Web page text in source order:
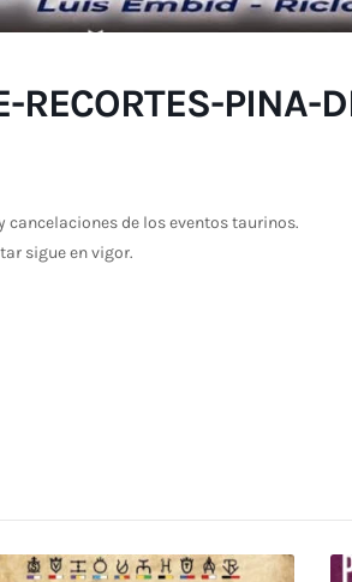
RECORTES-PINA-
de los eventos taurinos.
sigue en vigor.